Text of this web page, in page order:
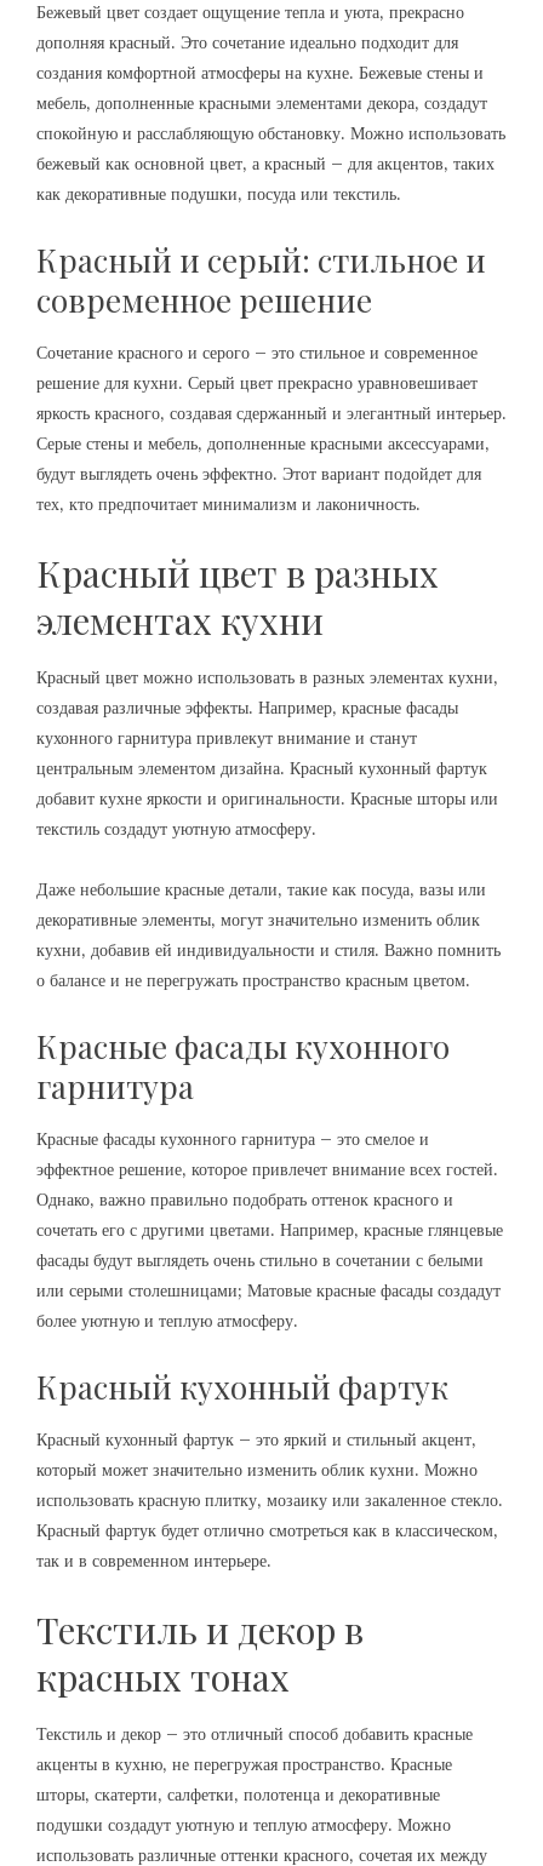
Бежевый цвет создает ощущение тепла и уюта‚ прекрасно
дополняя красный. Это сочетание идеально подходит для
создания комфортной атмосферы на кухне. Бежевые стены и
мебель‚ дополненные красными элементами декора‚ создадут
спокойную и расслабляющую обстановку. Можно использовать
бежевый как основной цвет‚ а красный – для акцентов‚ таких
как декоративные подушки‚ посуда или текстиль.
Красный и серый: стильное и
современное решение
Сочетание красного и серого – это стильное и современное
решение для кухни. Серый цвет прекрасно уравновешивает
яркость красного‚ создавая сдержанный и элегантный интерьер.
Серые стены и мебель‚ дополненные красными аксессуарами‚
будут выглядеть очень эффектно. Этот вариант подойдет для
тех‚ кто предпочитает минимализм и лаконичность.
Красный цвет в разных
элементах кухни
Красный цвет можно использовать в разных элементах кухни‚
создавая различные эффекты. Например‚ красные фасады
кухонного гарнитура привлекут внимание и станут
центральным элементом дизайна. Красный кухонный фартук
добавит кухне яркости и оригинальности. Красные шторы или
текстиль создадут уютную атмосферу.
Даже небольшие красные детали‚ такие как посуда‚ вазы или
декоративные элементы‚ могут значительно изменить облик
кухни‚ добавив ей индивидуальности и стиля. Важно помнить
о балансе и не перегружать пространство красным цветом.
Красные фасады кухонного
гарнитура
Красные фасады кухонного гарнитура – это смелое и
эффектное решение‚ которое привлечет внимание всех гостей.
Однако‚ важно правильно подобрать оттенок красного и
сочетать его с другими цветами. Например‚ красные глянцевые
фасады будут выглядеть очень стильно в сочетании с белыми
или серыми столешницами; Матовые красные фасады создадут
более уютную и теплую атмосферу.
Красный кухонный фартук
Красный кухонный фартук – это яркий и стильный акцент‚
который может значительно изменить облик кухни. Можно
использовать красную плитку‚ мозаику или закаленное стекло.
Красный фартук будет отлично смотреться как в классическом‚
так и в современном интерьере.
Текстиль и декор в
красных тонах
Текстиль и декор – это отличный способ добавить красные
акценты в кухню‚ не перегружая пространство. Красные
шторы‚ скатерти‚ салфетки‚ полотенца и декоративные
подушки создадут уютную и теплую атмосферу. Можно
использовать различные оттенки красного‚ сочетая их между